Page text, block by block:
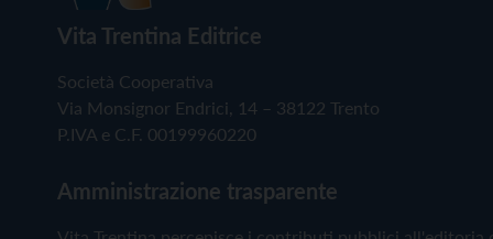
Vita Trentina Editrice
Società Cooperativa
Via Monsignor Endrici, 14 – 38122 Trento
P.IVA e C.F. 00199960220
Amministrazione trasparente